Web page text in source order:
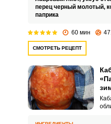
перец черный молотый,
паприка
60 мин
СМОТРЕТЬ РЕЦЕПТ